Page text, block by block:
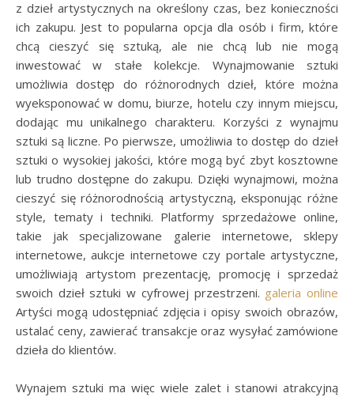
z dzieł artystycznych na określony czas, bez konieczności
ich zakupu. Jest to popularna opcja dla osób i firm, które
chcą cieszyć się sztuką, ale nie chcą lub nie mogą
inwestować w stałe kolekcje. Wynajmowanie sztuki
umożliwia dostęp do różnorodnych dzieł, które można
wyeksponować w domu, biurze, hotelu czy innym miejscu,
dodając mu unikalnego charakteru. Korzyści z wynajmu
sztuki są liczne. Po pierwsze, umożliwia to dostęp do dzieł
sztuki o wysokiej jakości, które mogą być zbyt kosztowne
lub trudno dostępne do zakupu. Dzięki wynajmowi, można
cieszyć się różnorodnością artystyczną, eksponując różne
style, tematy i techniki. Platformy sprzedażowe online,
takie jak specjalizowane galerie internetowe, sklepy
internetowe, aukcje internetowe czy portale artystyczne,
umożliwiają artystom prezentację, promocję i sprzedaż
swoich dzieł sztuki w cyfrowej przestrzeni. galeria online
Artyści mogą udostępniać zdjęcia i opisy swoich obrazów,
ustalać ceny, zawierać transakcje oraz wysyłać zamówione
dzieła do klientów.
Wynajem sztuki ma więc wiele zalet i stanowi atrakcyjną